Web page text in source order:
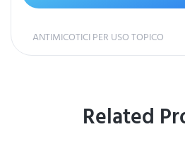
ANTIMICOTICI PER USO TOPICO
Related